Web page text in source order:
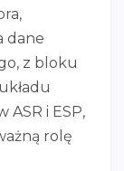
dane
z bloku
ASR i ESP,
rolę